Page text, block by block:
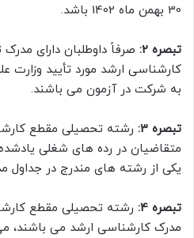
30 بهمن ماه 1402 باشد.
تبصره 2:
صرفاً داوطلبان دارای
کارشناسی ارشد مورد تأیید وزارت
به شرکت در آزمون می باشند.
تبصره 3:
رشته تحصیلی مقطع
متقاضیان در رده های شغلی
یکی از رشته های مندرج در جداول
تبصره 4:
رشته تحصیلی مقطع
مدرک کارشناسی ارشد می باشند،